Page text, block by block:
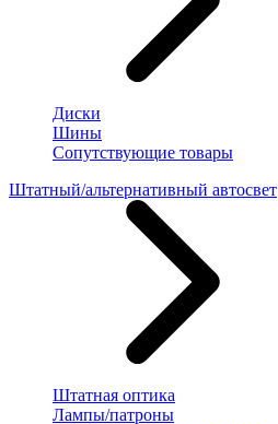
Диски
Шины
Сопутствующие товары
Штатный/альтернативный автосвет
Штатная оптика
Лампы/патроны